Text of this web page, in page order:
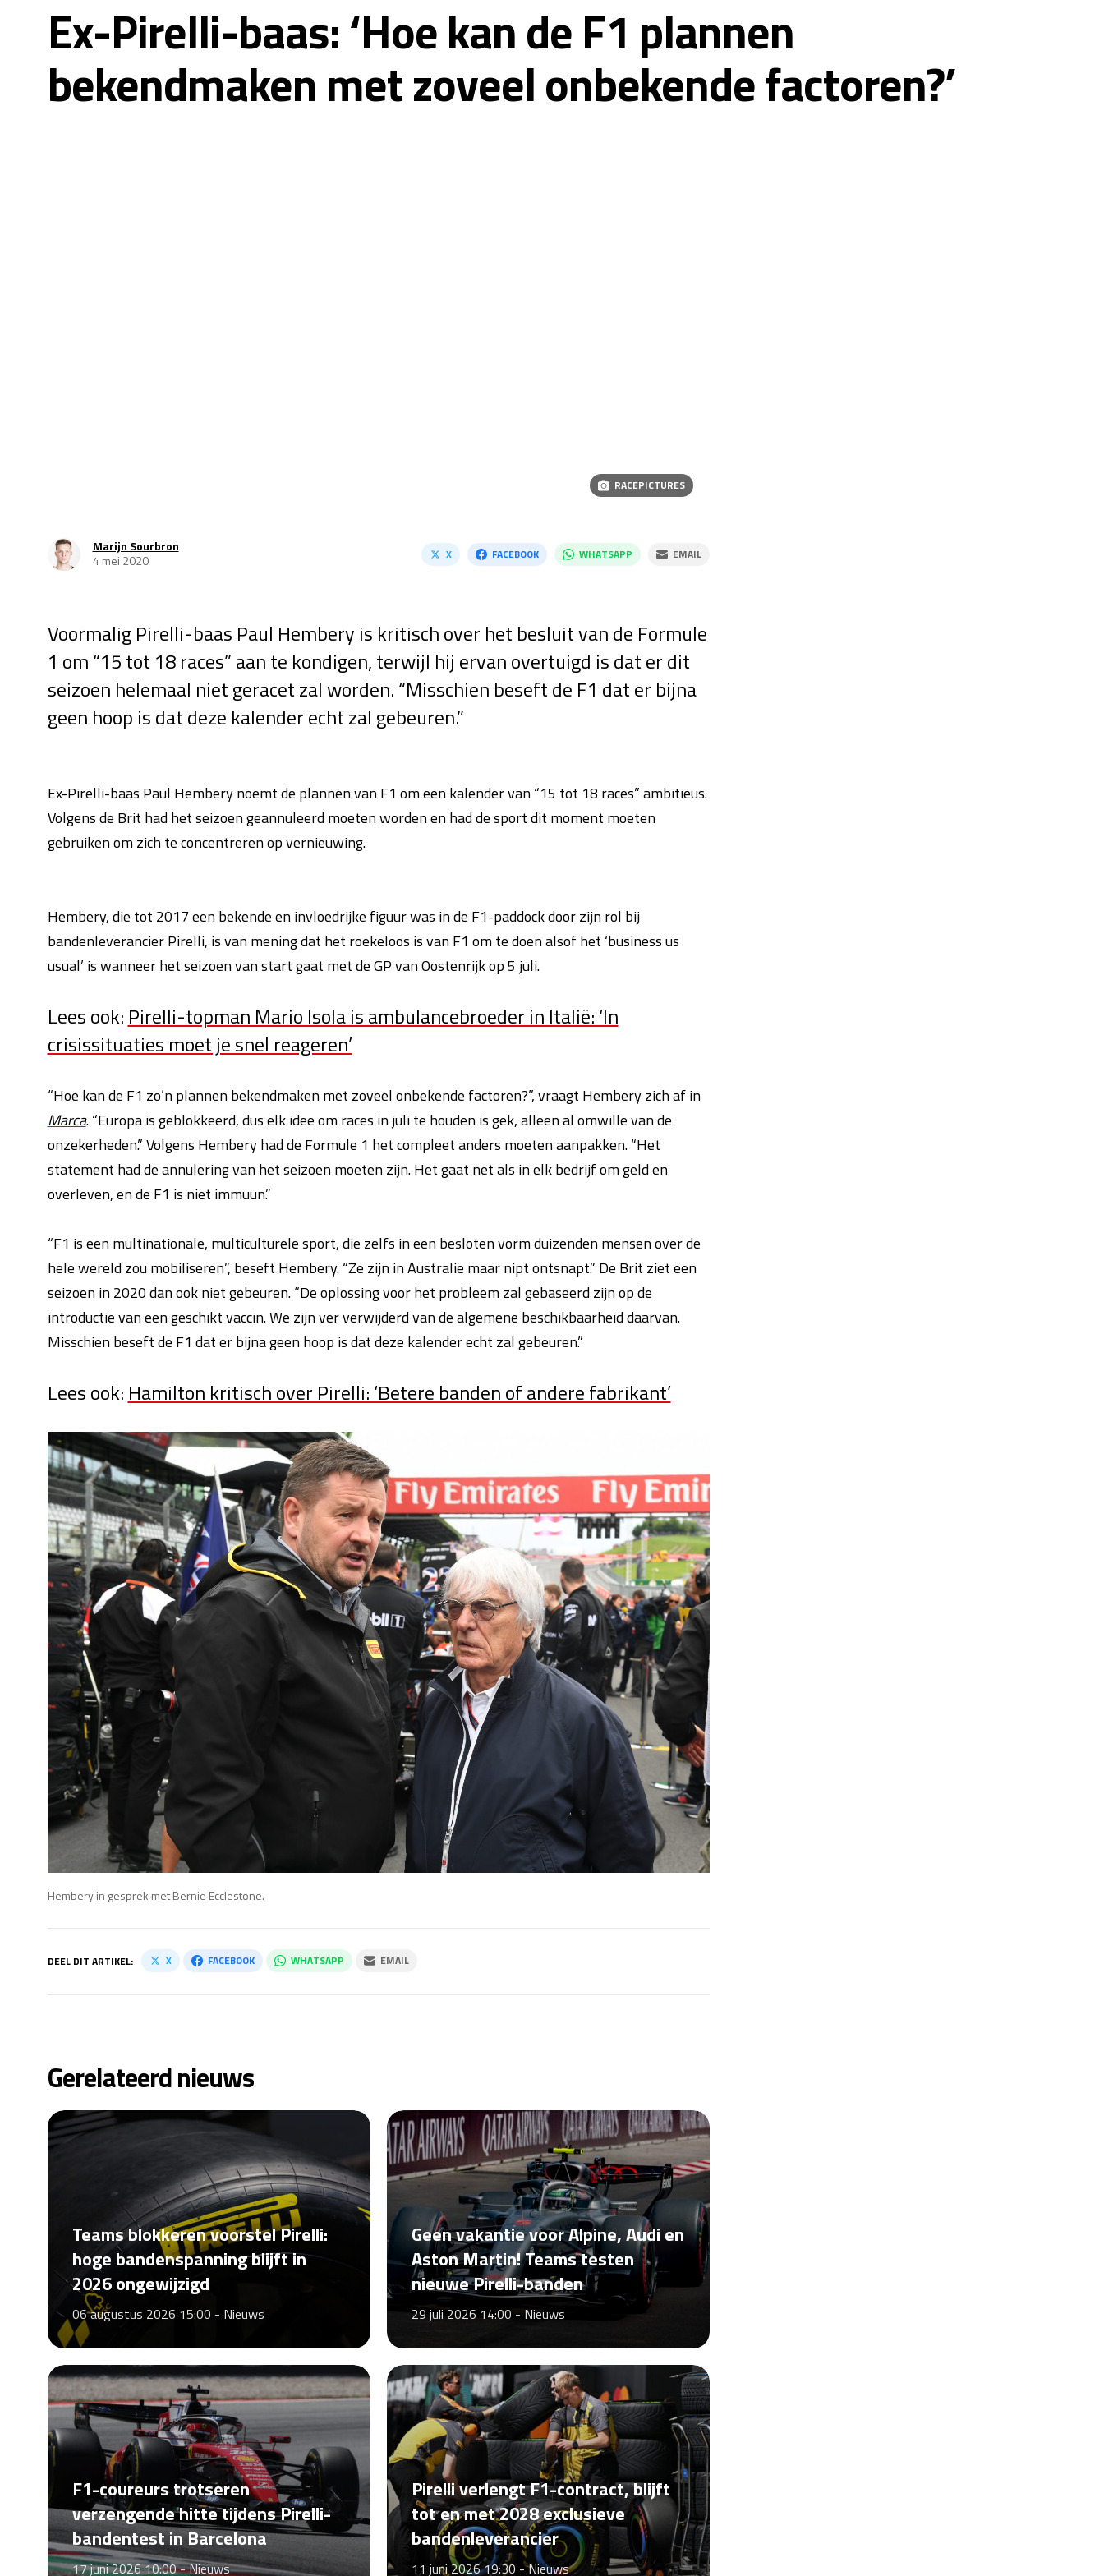
Ex-Pirelli-baas: ‘Hoe kan de F1 plannen
bekendmaken met zoveel onbekende factoren?’
RACEPICTURES
Marijn Sourbron
4 mei 2020
X FACEBOOK WHATSAPP EMAIL
Voormalig Pirelli-baas Paul Hembery is kritisch over het besluit van de Formule
1 om “15 tot 18 races” aan te kondigen, terwijl hij ervan overtuigd is dat er dit
seizoen helemaal niet geracet zal worden. “Misschien beseft de F1 dat er bijna
geen hoop is dat deze kalender echt zal gebeuren.”
Ex-Pirelli-baas Paul Hembery noemt de plannen van F1 om een kalender van “15 tot 18 races” ambitieus.
Volgens de Brit had het seizoen geannuleerd moeten worden en had de sport dit moment moeten
gebruiken om zich te concentreren op vernieuwing.
Hembery, die tot 2017 een bekende en invloedrijke figuur was in de F1-paddock door zijn rol bij
bandenleverancier Pirelli, is van mening dat het roekeloos is van F1 om te doen alsof het ‘business us
usual’ is wanneer het seizoen van start gaat met de GP van Oostenrijkop 5 juli.
Lees ook: Pirelli-topman Mario Isola is ambulancebroeder in Italië: ‘In
crisissituaties moet je snel reageren’
“Hoe kan de F1 zo’n plannen bekendmaken met zoveel onbekende factoren?”, vraagt Hembery zich af in
Marca. “Europa is geblokkeerd, dus elk idee om races in juli te houden is gek, alleen al omwille van de
onzekerheden.” Volgens Hembery had de Formule 1 het compleet anders moeten aanpakken. “Het
statement had de annulering van het seizoen moeten zijn. Het gaat net als in elk bedrijf om geld en
overleven, en de F1 is niet immuun.”
“F1 is een multinationale, multiculturele sport, die zelfs in een besloten vorm duizenden mensen over de
hele wereld zou mobiliseren”, beseft Hembery. “Ze zijn in Australië maar nipt ontsnapt.” De Brit ziet een
seizoen in 2020 dan ook niet gebeuren. “De oplossing voor het probleem zal gebaseerd zijn op de
introductie van een geschikt vaccin. We zijn ver verwijderd van de algemene beschikbaarheid daarvan.
Misschien beseft de F1 dat er bijna geen hoop is dat deze kalender echt zal gebeuren.”
Lees ook: Hamilton kritisch over Pirelli: ‘Betere banden of andere fabrikant’
Hembery in gesprek met Bernie Ecclestone.
DEEL DIT ARTIKEL: X FACEBOOK WHATSAPP EMAIL
Gerelateerd nieuws
Teams blokkeren voorstel Pirelli:
hoge bandenspanning blijft in
2026 ongewijzigd
06 augustus 2026 15:00 - Nieuws
Geen vakantie voor Alpine, Audi en
Aston Martin! Teams testen
nieuwe Pirelli-banden
29 juli 2026 14:00 - Nieuws
F1-coureurs trotseren
verzengende hitte tijdens Pirelli-
bandentest in Barcelona
17 juni 2026 10:00 -Nieuws
Pirelli verlengt F1-contract, blijft
tot en met 2028 exclusieve
bandenleverancier
11 juni 2026 19:30 -Nieuws